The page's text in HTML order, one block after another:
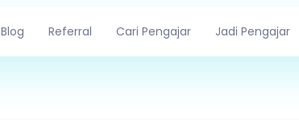
Blog Referral Cari Pengajar Jadi Pengajar